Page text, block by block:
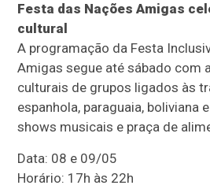
Festa das Nações Amigas
cultural
A programação da Festa
Amigas segue até sábado com
culturais de grupos ligados às
espanhola, paraguaia, boliviana
shows musicais e praça de
Data: 08 e 09/05
Horário: 17h às 22h